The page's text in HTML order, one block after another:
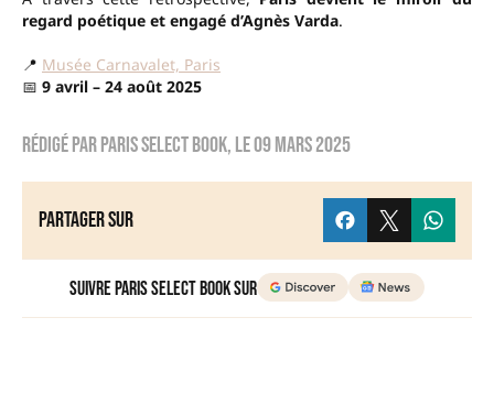
regard poétique et engagé d’Agnès Varda.
📍 Musée Carnavalet, Paris
📅 9 avril – 24 août 2025
Rédigé parParis Select Book, le09 mars 2025
Partager sur
Suivre Paris Select Book sur